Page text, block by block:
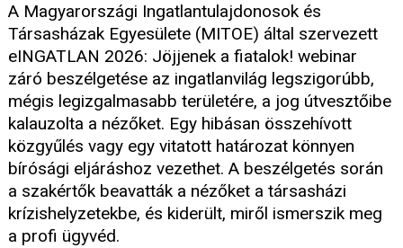
A Magyarországi Ingatlantulajdonosok és
Társasházak Egyesülete (MITOE) által szervezett
eINGATLAN 2026: Jöjjenek a fiatalok! webinar
záró beszélgetése az ingatlanvilág legszigorúbb,
mégis legizgalmasabb területére, a jog útvesztőibe
kalauzolta a nézőket. Egy hibásan összehívott
közgyűlés vagy egy vitatott határozat könnyen
bírósági eljáráshoz vezethet. A beszélgetés során
a szakértők beavatták a nézőket a társasházi
krízishelyzetekbe, és kiderült, miről ismerszik meg
a profi ügyvéd.